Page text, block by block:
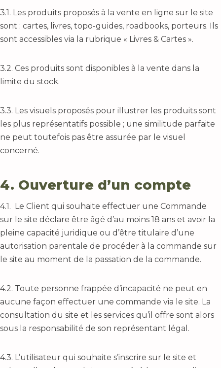
3.1. Les produits proposés à la vente en ligne sur le site
sont : cartes, livres, topo-guides, roadbooks, porteurs. Ils
sont accessibles via la rubrique « Livres & Cartes ».
3.2. Ces produits sont disponibles à la vente dans la
limite du stock.
3.3. Les visuels proposés pour illustrer les produits sont
les plus représentatifs possible ; une similitude parfaite
ne peut toutefois pas être assurée par le visuel
concerné.
4. Ouverture d’un compte
4.1. Le Client qui souhaite effectuer une Commande
sur le site déclare être âgé d’au moins 18 ans et avoir la
pleine capacité juridique ou d’être titulaire d’une
autorisation parentale de procéder à la commande sur
le site au moment de la passation de la commande.
4.2. Toute personne frappée d’incapacité ne peut en
aucune façon effectuer une commande via le site. La
consultation du site et les services qu’il offre sont alors
sous la responsabilité de son représentant légal.
4.3. L’utilisateur qui souhaite s’inscrire sur le site et